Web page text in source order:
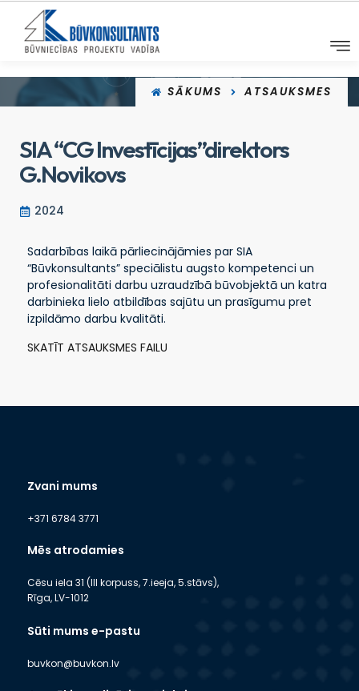
SĀKUMS ATSAUKSMES
SIA “CG Investīcijas”direktors
G.Novikovs
2024
Sadarbības laikā pārliecinājāmies par SIA
“Būvkonsultants” speciālistu augsto kompetenci un
profesionalitāti darbu uzraudzībā būvobjektā un katra
darbinieka lielo atbildības sajūtu un prasīgumu pret
izpildāmo darbu kvalitāti.
SKATĪT ATSAUKSMES FAILU
Zvani mums
+371 6784 3771
Mēs atrodamies
Cēsu iela 31 (III korpuss, 7.ieeja, 5.stāvs),
Rīga, LV-1012
Sūti mums e-pastu
buvkon@buvkon.lv